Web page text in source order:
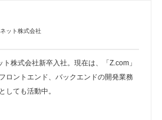
ット株式会社
株式会社新卒入社。現在は、「Z.com」
ロントエンド、バックエンドの開発業務
しても活動中。